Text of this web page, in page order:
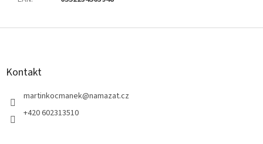
Z
Kontakt
martinkocmanek@namazat.cz
+420 602313510